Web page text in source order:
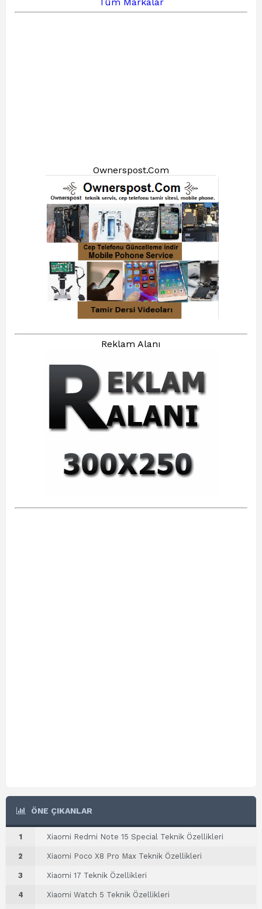
Ownerspost.Com
Reklam Alanı
ÖNE ÇIKANLAR
1 Xiaomi Redmi Note 15 Special Teknik Özellikleri
2 Xiaomi Poco X8 Pro Max Teknik Özellikleri
3 Xiaomi 17 Teknik Özellikleri
4 Xiaomi Watch 5 Teknik Özellikleri